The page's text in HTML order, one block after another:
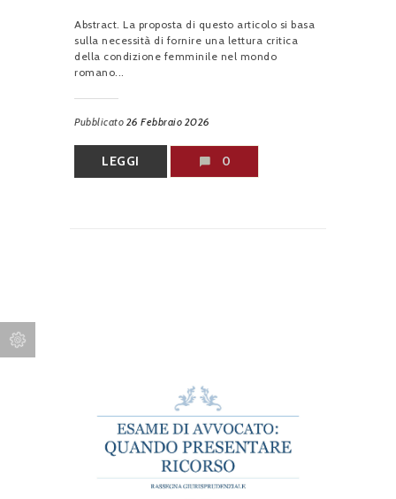
Abstract. La proposta di questo articolo si basa
sulla necessità di fornire una lettura critica
della condizione femminile nel mondo
romano...
Pubblicato 26 Febbraio 2026
LEGGI 0